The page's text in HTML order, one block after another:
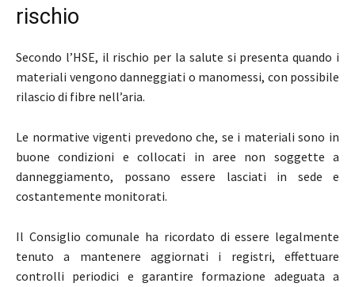
rischio
Secondo l’HSE, il rischio per la salute si presenta quando i
materiali vengono danneggiati o manomessi, con possibile
rilascio di fibre nell’aria.
Le normative vigenti prevedono che, se i materiali sono in
buone condizioni e collocati in aree non soggette a
danneggiamento, possano essere lasciati in sede e
costantemente monitorati.
Il Consiglio comunale ha ricordato di essere legalmente
tenuto a mantenere aggiornati i registri, effettuare
controlli periodici e garantire formazione adeguata a